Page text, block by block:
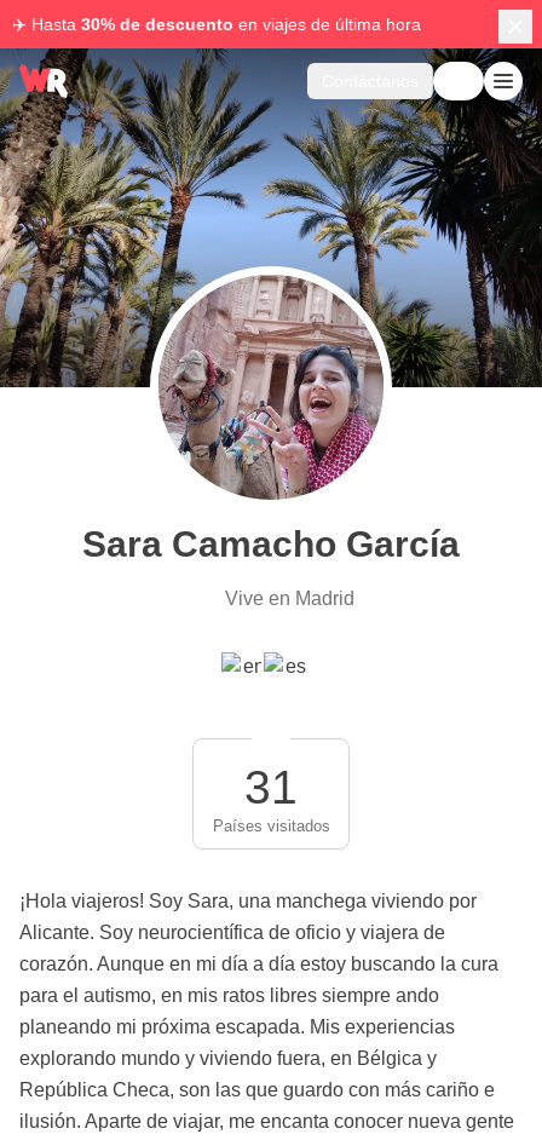
✈️ Hasta 30% de descuento en viajes de última hora
Sara Camacho García
Vive en Madrid
31
Países visitados
¡Hola viajeros! Soy Sara, una manchega viviendo por
Alicante. Soy neurocientífica de oficio y viajera de
corazón. Aunque en mi día a día estoy buscando la cura
para el autismo, en mis ratos libres siempre ando
planeando mi próxima escapada. Mis experiencias
explorando mundo y viviendo fuera, en Bélgica y
República Checa, son las que guardo con más cariño e
ilusión. Aparte de viajar, me encanta conocer nueva gente